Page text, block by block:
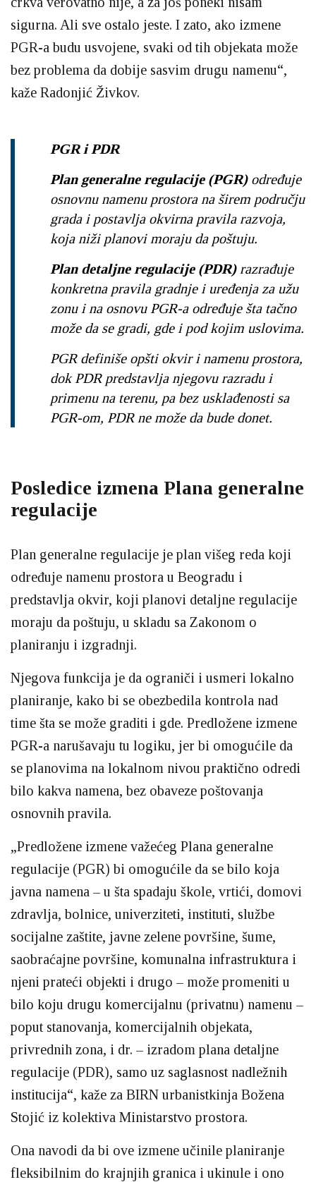
sigurna. Ali sve ostalo jeste. I zato, ako izmene
PGR-a budu usvojene, svaki od tih objekata može
bez problema da dobije sasvim drugu namenu“,
kaže Radonjić Živkov.
PGR i PDR
Plan generalne regulacije (PGR)određuje
osnovnu namenu prostora na širem području
grada i postavlja okvirna pravila razvoja,
koja niži planovi moraju da poštuju.
Plan detaljne regulacije (PDR)razrađuje
konkretna pravila gradnje i uređenja za užu
zonu i na osnovu PGR-a određuje šta tačno
može da se gradi, gde i pod kojim uslovima.
PGR definiše opšti okvir i namenu prostora,
dok PDR predstavlja njegovu razradu i
primenu na terenu, pa bez usklađenosti sa
PGR-om, PDR ne može da bude donet.
Posledice izmena Plana generalne
regulacije
Plan generalne regulacije je plan višeg reda koji
određuje namenu prostora u Beogradu i
predstavlja okvir, koji planovi detaljne regulacije
moraju da poštuju, u skladu sa Zakonom o
planiranju i izgradnji.
Njegova funkcija je da ograniči i usmeri lokalno
planiranje, kako bi se obezbedila kontrola nad
time šta se može graditi i gde. Predložene izmene
PGR-a narušavaju tu logiku, jer bi omogućile da
se planovima na lokalnom nivou praktično odredi
bilo kakva namena, bez obaveze poštovanja
osnovnih pravila.
„Predložene izmene važećeg Plana generalne
regulacije (PGR) bi omogućile da se bilo koja
javna namena – u šta spadaju škole, vrtići, domovi
zdravlja, bolnice, univerziteti, instituti, službe
socijalne zaštite, javne zelene površine, šume,
saobraćajne površine, komunalna infrastruktura i
njeni prateći objekti i drugo – može promeniti u
bilo koju drugu komercijalnu (privatnu) namenu –
poput stanovanja, komercijalnih objekata,
privrednih zona, i dr. – izradom plana detaljne
regulacije (PDR), samo uz saglasnost nadležnih
institucija“, kaže za BIRN urbanistkinja Božena
Stojić iz kolektiva Ministarstvo prostora.
Ona navodi da bi ove izmene učinile planiranje
fleksibilnim do krajnjih granica i ukinule i ono